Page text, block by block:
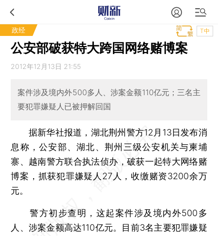
政经 T中
公安部破获特大跨国网络赌博案
2012年12月13日 21:55
案件涉及境内外500多人、涉案金额110亿元；三名主
要犯罪嫌疑人已被押解回国
据新华社报道，湖北荆州警方12月13日发布消
息称，公安部、湖北、荆州三级公安机关与柬埔
寨、越南警方联合执法侦办，破获一起特大网络赌
博案，抓获犯罪嫌疑人27人，收缴赌资3200余万
元。
警方初步查明，这起案件涉及境内外500多
人、涉案金额高达110亿元。目前3名主要犯罪嫌疑